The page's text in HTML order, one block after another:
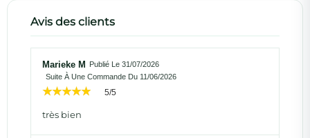
Avis des clients
Marieke M
Publié Le 31/07/2026
Suite À Une Commande Du 11/06/2026
5/5
très bien